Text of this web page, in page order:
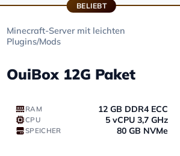
BELIEBT
Minecraft-Server mit leichten
Plugins/Mods
OuiBox 12G Paket
RAM 12 GB DDR4 ECC
CPU 5 vCPU 3,7 GHz
SPEICHER 80 GB NVMe